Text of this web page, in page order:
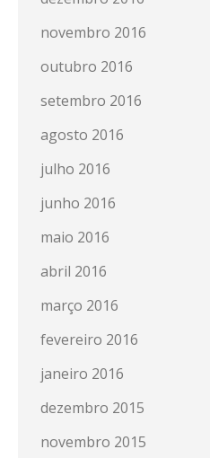
novembro 2016
outubro 2016
setembro 2016
agosto 2016
julho 2016
junho 2016
maio 2016
abril 2016
março 2016
fevereiro 2016
janeiro 2016
dezembro 2015
novembro 2015